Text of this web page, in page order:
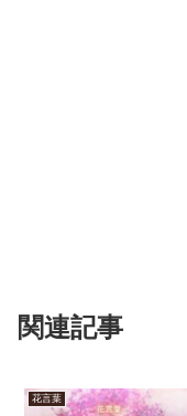
関連記事
花言葉